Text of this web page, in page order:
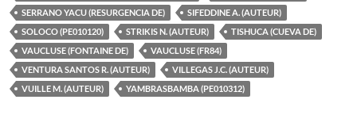
SERRANO YACU (RESURGENCIA DE)
SIFEDDINE A. (AUTEUR)
SOLOCO (PE010120)
STRIKIS N. (AUTEUR)
TISHUCA (CUEVA DE)
VAUCLUSE (FONTAINE DE)
VAUCLUSE (FR84)
VENTURA SANTOS R. (AUTEUR)
VILLEGAS J.C. (AUTEUR)
VUILLE M. (AUTEUR)
YAMBRASBAMBA (PE010312)